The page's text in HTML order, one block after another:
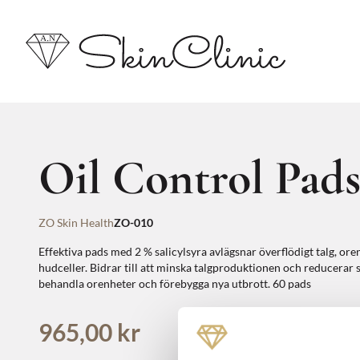
Oil Control Pads
ZO Skin HealthZO-010
Effektiva pads med 2 % salicylsyra avlägsnar överflödigt talg,
hudceller. Bidrar till att minska talgproduktionen och reducerar
behandla orenheter och förebygga nya utbrott. 60 pads
965,00 kr